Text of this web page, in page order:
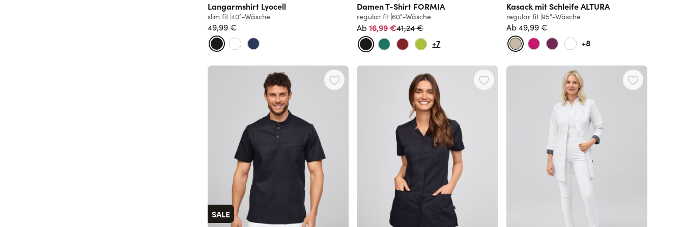
Langarmshirt Lyocell
slim fit 40°-Wäsche
49,99 €
Damen T-Shirt FORMIA
regular fit 60°-Wäsche
Ab 16,99 €Normalpreis
41,24 €
+7
Kasack mit Schleife ALTURA
regular fit 95°-Wäsche
Ab 49,99 €Normalpreis
+8
SALE